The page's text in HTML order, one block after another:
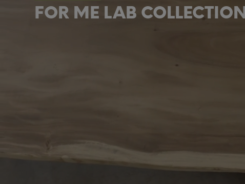
FOR ME LAB COLLECTION